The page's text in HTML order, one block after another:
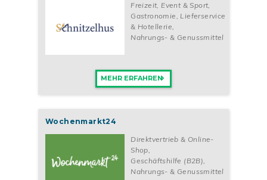
Freizeit, Event & Sport,
Gastronomie, Lieferservice
& Hotellerie,
Nahrungs- & Genussmittel
MEHR ERFAHREN
Wochenmarkt24
Direktvertrieb & Online-
Shop
Geschäftshilfe (B2B)
Nahrungs- & Genussmittel